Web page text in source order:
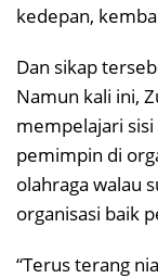
kedepan,
Dan sikap
Namun kali ini,
mempelajari
pemimpin di
olahraga walau
organisasi baik
“Terus terang